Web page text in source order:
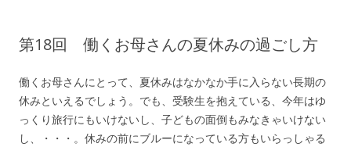
第18回 働くお母さんの夏休みの過ごし方
働くお母さんにとって、夏休みはなかなか手に入らない長期の
休みといえるでしょう。でも、受験生を抱えている、今年はゆ
っくり旅行にもいけないし、子どもの面倒もみなきゃいけない
し、・・・。休みの前にブルーになっている方もいらっしゃる